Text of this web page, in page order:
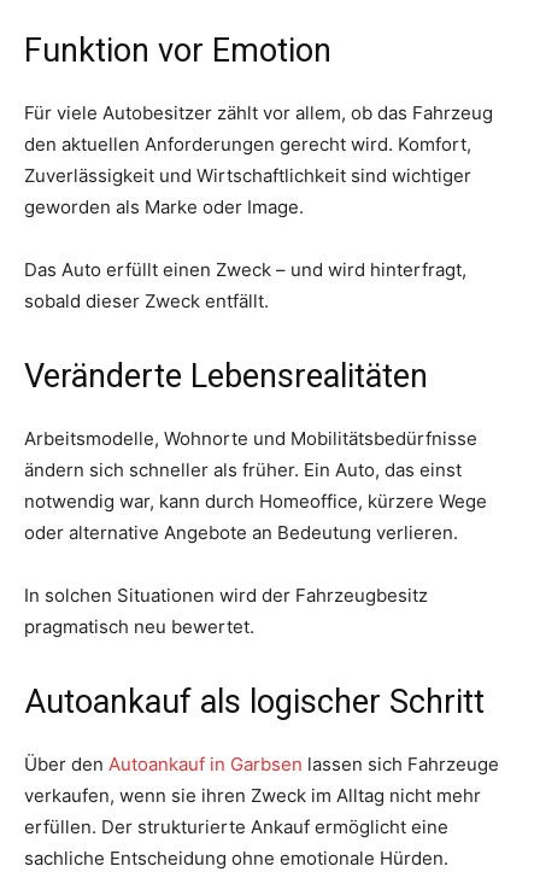
Funktion vor Emotion
Für viele Autobesitzer zählt vor allem, ob das Fahrzeug
den aktuellen Anforderungen gerecht wird. Komfort,
Zuverlässigkeit und Wirtschaftlichkeit sind wichtiger
geworden als Marke oder Image.
Das Auto erfüllt einen Zweck – und wird hinterfragt,
sobald dieser Zweck entfällt.
Veränderte Lebensrealitäten
Arbeitsmodelle, Wohnorte und Mobilitätsbedürfnisse
ändern sich schneller als früher. Ein Auto, das einst
notwendig war, kann durch Homeoffice, kürzere Wege
oder alternative Angebote an Bedeutung verlieren.
In solchen Situationen wird der Fahrzeugbesitz
pragmatisch neu bewertet.
Autoankauf als logischer Schritt
Über den Autoankauf in Garbsen lassen sich Fahrzeuge
verkaufen, wenn sie ihren Zweck im Alltag nicht mehr
erfüllen. Der strukturierte Ankauf ermöglicht eine
sachliche Entscheidung ohne emotionale Hürden.